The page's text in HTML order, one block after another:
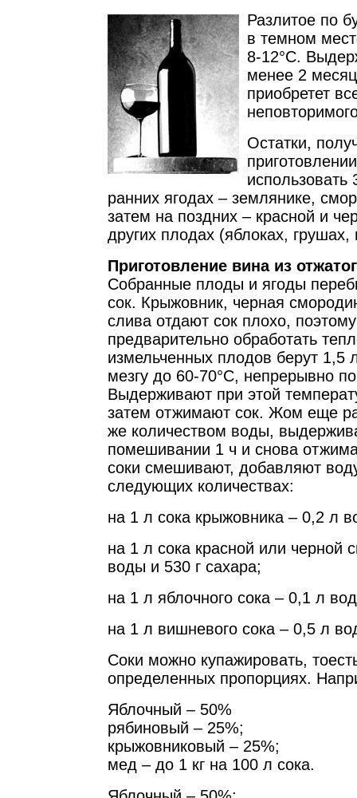
Разлитое по
в темном
8-12°С.
менее 2
приобретет
Остатки,
ранних ягодах – землянике,
затем на поздних – красной и
других плодах (яблоках,
Приготовление вина из
Собранные плоды и ягоды
сок. Крыжовник, черная
слива отдают сок плохо,
предварительно обработать
измельченных плодов берут 1,5
мезгу до 60-70°С, непрерывно
Выдерживают при этой
затем отжимают сок. Жом еще
же количеством воды,
помешивании 1 ч и снова
соки смешивают, добавляют
следующих количествах:
на 1 л сока крыжовника – 0,2 л
на 1 л сока красной или черной
воды и 530 г сахара;
на 1 л яблочного сока – 0,1 л
на 1 л вишневого сока – 0,5 л
Соки можно купажировать,
определенных пропорциях.
Яблочный – 50%
рябиновый – 25%;
крыжовниковый – 25%;
мед – до 1 кг на 100 л сока.